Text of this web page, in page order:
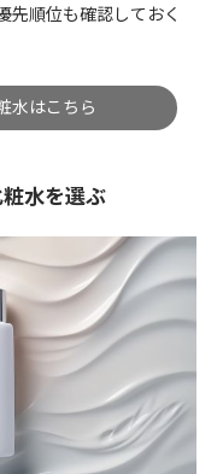
先順位も確認しておく
水はこちら
水を選ぶ